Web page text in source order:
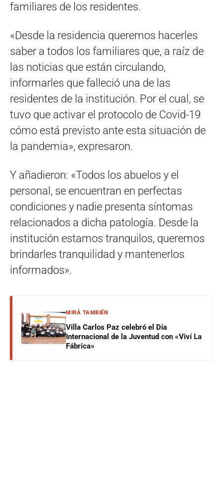
familiares de los residentes.
«Desde la residencia queremos hacerles
saber a todos los familiares que, a raíz de
las noticias que están circulando,
informarles que falleció una de las
residentes de la institución. Por el cual, se
tuvo que activar el protocolo de Covid-19
cómo está previsto ante esta situación de
la pandemia», expresaron.
Y añadieron: «Todos los abuelos y el
personal, se encuentran en perfectas
condiciones y nadie presenta síntomas
relacionados a dicha patología. Desde la
institución estamos tranquilos, queremos
brindarles tranquilidad y mantenerlos
informados».
MIRÁ TAMBIÉN
Villa Carlos Paz celebró el Día
Internacional de la Juventud con «Viví La
Fábrica»